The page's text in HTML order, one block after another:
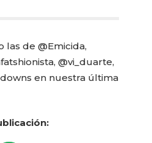
las de @Emicida,
@vi_duarte,
en nuestra última